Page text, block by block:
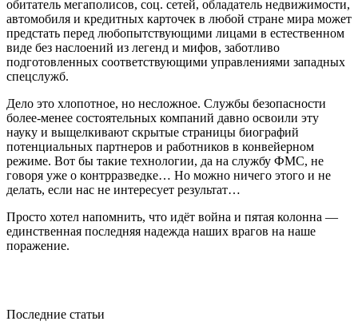
обитатель мегаполисов, соц. сетей, обладатель недвижимости,
автомобиля и кредитных карточек в любой стране мира может
предстать перед любопытствующими лицами в естественном
виде без наслоений из легенд и мифов, заботливо
подготовленных соответствующими управлениями западных
спецслужб.
Дело это хлопотное, но несложное. Службы безопасности
более-менее состоятельных компаний давно освоили эту
науку и выщелкивают скрытые страницы биографий
потенциальных партнеров и работников в конвейерном
режиме. Вот бы такие технологии, да на службу ФМС, не
говоря уже о контрразведке… Но можно ничего этого и не
делать, если нас не интересует результат…
Просто хотел напомнить, что идёт война и пятая колонна —
единственная последняя надежда наших врагов на наше
поражение.
Последние статьи